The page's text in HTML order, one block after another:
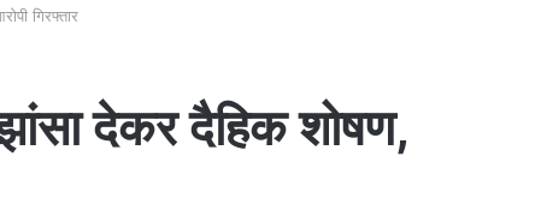
गिरफ्तार
देकर दैहिक शोषण,